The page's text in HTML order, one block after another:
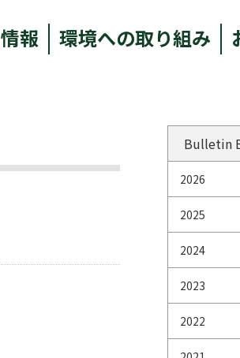
報 環境への取り組み
Bulletin
2026
2025
2024
2023
2022